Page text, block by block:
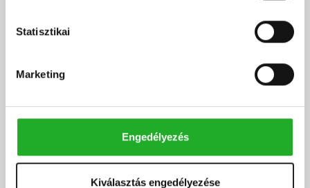
Statisztikai
Marketing
Engedélyezés
Kiválasztás engedélyezése
Ár:52.99 M Ft
Kódszám:#3613436 | Eladó-Mezőgazdasági
Kocsis Zsuzsanna